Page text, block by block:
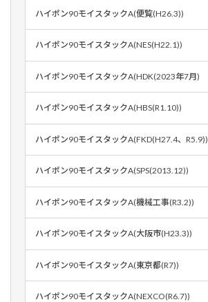
ハイポン90モイスタックA(便覧(H26.3))
ハイポン90モイスタックA(NES(H22.1))
ハイポン90モイスタックA(HDK(2023年7月)
ハイポン90モイスタックA(HBS(R1.10))
ハイポン90モイスタックA(FKD(H27.4、R5.9))
ハイポン90モイスタックA(SPS(2013.12))
ハイポン90モイスタックA(機械工事(R3.2))
ハイポン90モイスタックA(大阪市(H23.3))
ハイポン90モイスタックA(東京都(R7))
ハイポン90モイスタックA(NEXCO(R6.7))